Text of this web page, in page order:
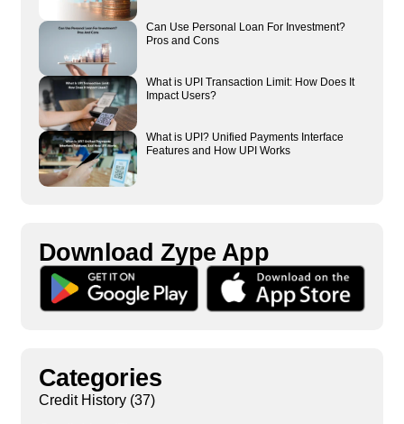
Can Use Personal Loan For Investment?
Pros and Cons
What is UPI Transaction Limit: How Does It
Impact Users?
What is UPI? Unified Payments Interface
Features and How UPI Works
Download Zype App​
Categories
Credit History(37)